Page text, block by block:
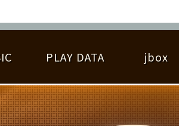
基本の遊び方 遊び方
遊べる楽曲 アーティ
PLAY DATA
ゆびベル
jbox
逆ライバル一覧 ライバル比較
大会参加 大会開催 大会参加
HIT CHART BEST